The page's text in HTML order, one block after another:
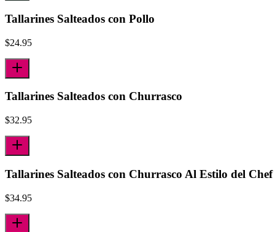
Tallarines Salteados con Pollo
$24.95
Tallarines Salteados con Churrasco
$32.95
Tallarines Salteados con Churrasco Al Estilo del Chef
$34.95